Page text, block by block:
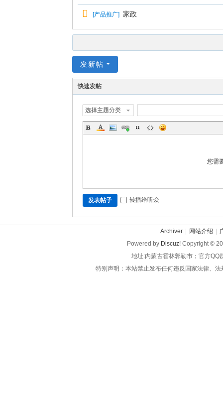
[产品推广] 家政
发新帖
快速发帖
选择主题分类
您需
发表帖子 转播给听众
Archiver 网站介绍
Powered by Discuz! Copyright ©
地址:内蒙古霍林郭勒市；官方QQ
特别声明：本站禁止发布任何违反国家法律、